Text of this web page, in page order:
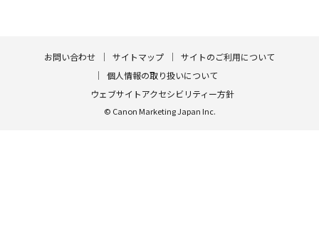
お問い合わせ サイトマップ
サイトのご利用について
個人情報の取り扱いについて
ウェブサイトアクセシビリティー方針
© Canon Marketing Japan Inc.